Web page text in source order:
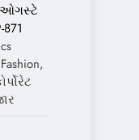
ઓગસ્ટે